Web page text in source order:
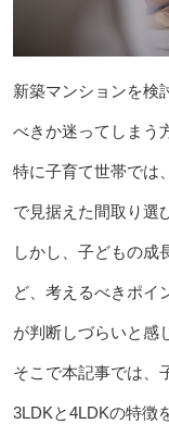
新築マンションを検
べきか迷ってしまう
特に子育て世帯では
で見据えた間取り選
しかし、子どもの成
ど、考えるべきポイ
が判断しづらいと感
そこで本記事では、
3LDKと4LDKの特徴